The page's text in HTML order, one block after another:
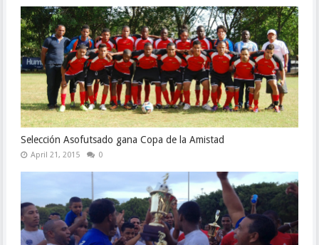
Selección Asofutsado gana Copa de la Amistad
April 21, 2015 0